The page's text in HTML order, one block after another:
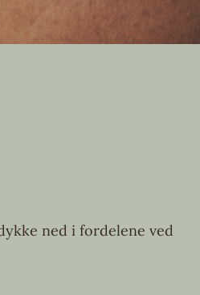
ned i fordelene ved